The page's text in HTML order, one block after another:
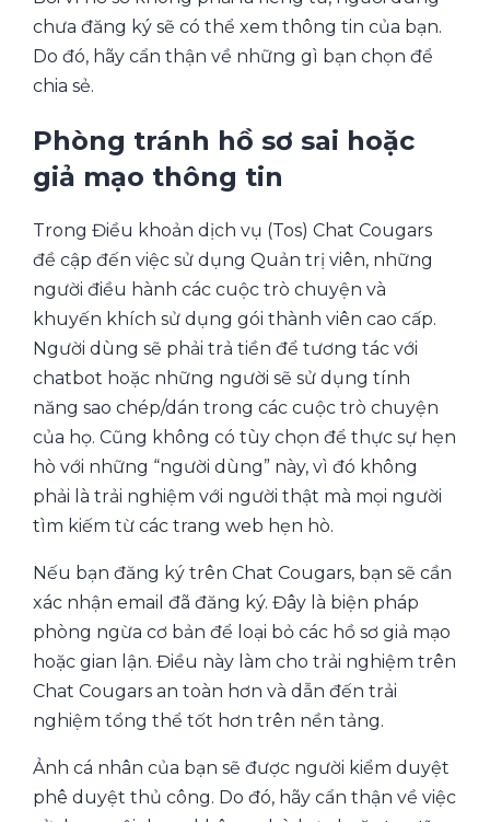
chưa đăng ký sẽ có thể xem thông tin của bạn.
Do đó, hãy cẩn thận về những gì bạn chọn để
chia sẻ.
Phòng tránh hồ sơ sai hoặc
giả mạo thông tin
Trong Điều khoản dịch vụ (Tos) Chat Cougars
đề cập đến việc sử dụng Quản trị viên, những
người điều hành các cuộc trò chuyện và
khuyến khích sử dụng gói thành viên cao cấp.
Người dùng sẽ phải trả tiền để tương tác với
chatbot hoặc những người sẽ sử dụng tính
năng sao chép/dán trong các cuộc trò chuyện
của họ. Cũng không có tùy chọn để thực sự hẹn
hò với những “người dùng” này, vì đó không
phải là trải nghiệm với người thật mà mọi người
tìm kiếm từ các trang web hẹn hò.
Nếu bạn đăng ký trên Chat Cougars, bạn sẽ cần
xác nhận email đã đăng ký. Đây là biện pháp
phòng ngừa cơ bản để loại bỏ các hồ sơ giả mạo
hoặc gian lận. Điều này làm cho trải nghiệm trên
Chat Cougars an toàn hơn và dẫn đến trải
nghiệm tổng thể tốt hơn trên nền tảng.
Ảnh cá nhân của bạn sẽ được người kiểm duyệt
phê duyệt thủ công. Do đó, hãy cẩn thận về việc